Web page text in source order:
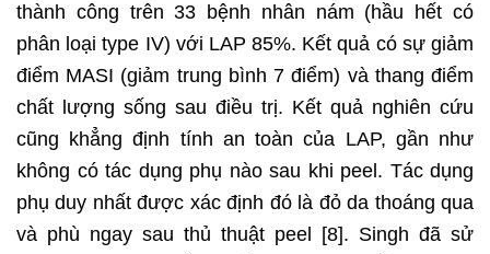
thành công trên 33 bệnh nhân nám (hầu hết có
phân loại type IV) với LAP 85%. Kết quả có sự giảm
điểm MASI (giảm trung bình 7 điểm) và thang điểm
chất lượng sống sau điều trị. Kết quả nghiên cứu
cũng khẳng định tính an toàn của LAP, gần như
không có tác dụng phụ nào sau khi peel. Tác dụng
phụ duy nhất được xác định đó là đỏ da thoáng qua
và phù ngay sau thủ thuật peel [8]. Singh đã sử